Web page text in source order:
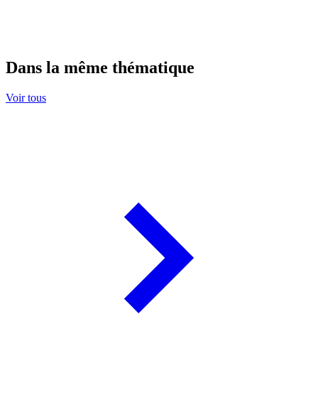
Dans la même thématique
Voir tous